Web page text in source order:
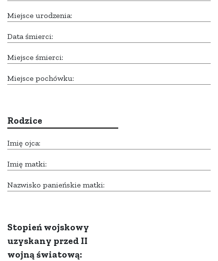
Miejsce urodzenia:
Data śmierci:
Miejsce śmierci:
Miejsce pochówku:
Rodzice
Imię ojca:
Imię matki:
Nazwisko panieńskie matki:
Stopień wojskowy
uzyskany przed II
wojną światową: